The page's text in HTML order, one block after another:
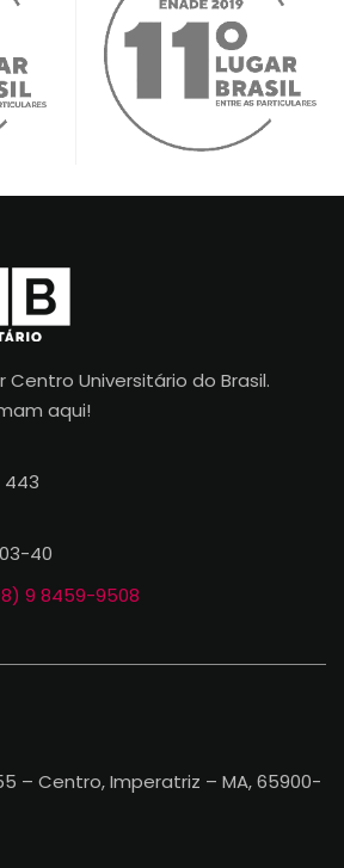
Centro Universitário do Brasil.
aqui!
443
40
9 8459-9508
– Centro, Imperatriz – MA, 65900-